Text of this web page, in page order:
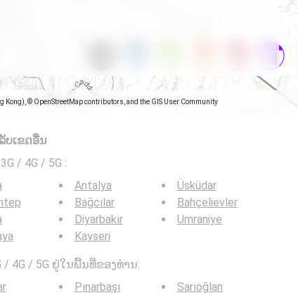
Kong), © OpenStreetMap contributors, and the GIS User Community
ບເຂດອື່ນ
/ 4G / 5G :
Antalya
Bağcılar
Diyarbakır
Kayseri
Üsküdar
Bahçelievler
Umraniye
4G / 5G ຢູ່ໃນພື້ນທີ່ຂອງທ່ານ:
Pınarbaşı
Sarıoğlan